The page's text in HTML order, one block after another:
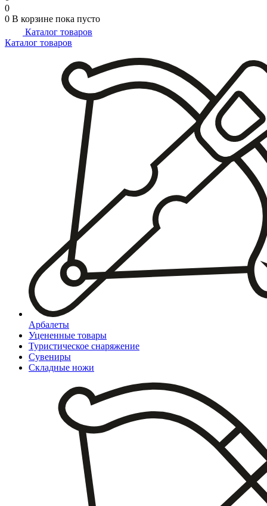
0
0 В корзине пока пусто
Каталог товаров
Каталог товаров
Арбалеты
Уцененные товары
Туристическое снаряжение
Сувениры
Складные ножи